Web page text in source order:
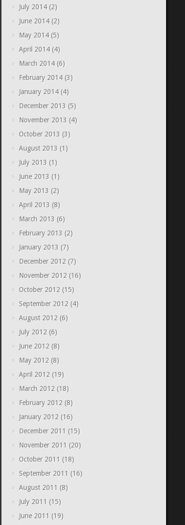
July 2014(2)
June 2014(2)
May 2014(5)
April 2014(4)
March 2014(6)
February 2014(3)
January 2014(4)
December 2013 (5)
November 2013 (4)
October 2013 (3)
August 2013 (1)
July 2013 (1)
June 2013 (1)
May 2013 (2)
April 2013 (8)
March 2013 (6)
February 2013 (2)
January 2013 (7)
December 2012(7)
November 2012(16)
October 2012(15)
September 2012(4)
August 2012(6)
July 2012(6)
June 2012(8)
May 2012(8)
April 2012(19)
March 2012(18)
February 2012(8)
January 2012(16)
December 2011 (15)
November 2011 (20)
October 2011 (18)
September 2011 (16)
August 2011 (8)
July 2011 (15)
June 2011 (19)